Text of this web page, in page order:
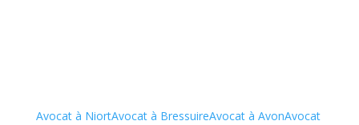
Avocat à NiortAvocat à BressuireAvocat à AvonAvocat